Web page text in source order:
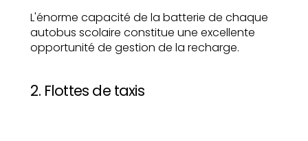
L'énorme capacité de la batterie de chaque
autobus scolaire constitue une excellente
opportunité de gestion de la recharge.
2. Flottes de taxis